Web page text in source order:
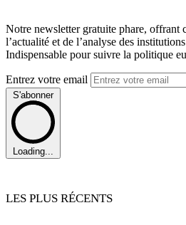
Notre newsletter gratuite phare, offrant
l’actualité et de l’analyse des
Indispensable pour suivre la politique
Entrez votre email
S'abonner
Loading...
LES PLUS RÉCENTS